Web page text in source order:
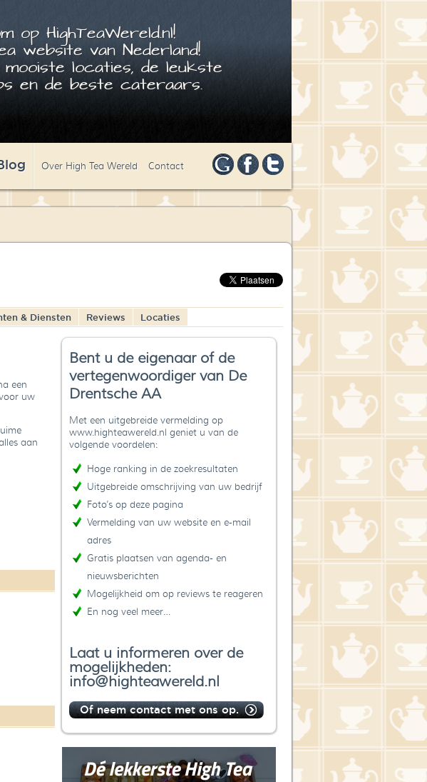
op HighTeaWereld.nl!
website van Nederland!
locaties, de leukste
en de beste cateraars.
Over High Tea Wereld Contact
& Diensten Reviews Locaties
Bent u de eigenaar of de
vertegenwoordiger van De
Drentsche AA
Met een uitgebreide vermelding op
www.highteawereld.nl geniet u van de
volgende voordelen:
Hoge ranking in de zoekresultaten
Uitgebreide omschrijving van uw bedrijf
Foto’s op deze pagina
Vermelding van uw website en e-mail
adres
Gratis plaatsen van agenda- en
nieuwsberichten
Mogelijkheid om op reviews te reageren
En nog veel meer…
Laat u informeren over de
mogelijkheden:
info@highteawereld.nl
Of neem contact met ons op.
een
uw
aan